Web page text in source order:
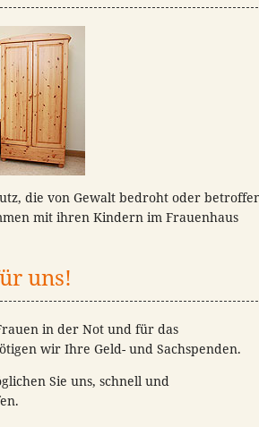
die von Gewalt bedroht oder
mit ihren Kindern im Frauenhaus
uns!
in der Not und für das
wir Ihre Geld- und Sachspenden.
Sie uns, schnell und